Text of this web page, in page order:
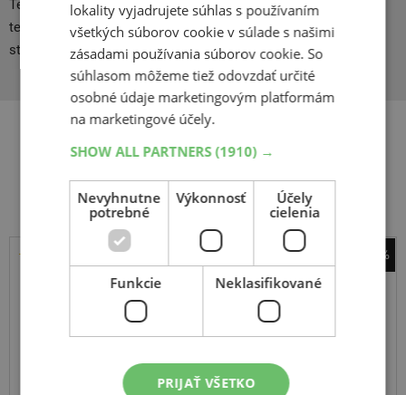
Texase a Mexiku. Kumho, ako jeden z mála výrobcov zvláda
technológiu výroby leteckých pneumatík, a to ako pre stíhacie
stroje F 16, tak aj pre Boeingy 747.
Súvisiace produkty
-37%
Kumho
EcoWing ES 31
lokality vyjadrujete súhlas s používaním
všetkých súborov cookie v súlade s našimi
zásadami používania súborov cookie. So
súhlasom môžeme tiež odovzdať určité
osobné údaje marketingovým platformám
na marketingové účely.
SHOW ALL PARTNERS(1910) →
Nevyhnutne
potrebné
Výkonnosť
Účely
cielenia
Funkcie Neklasifikované
PRIJAŤ VŠETKO